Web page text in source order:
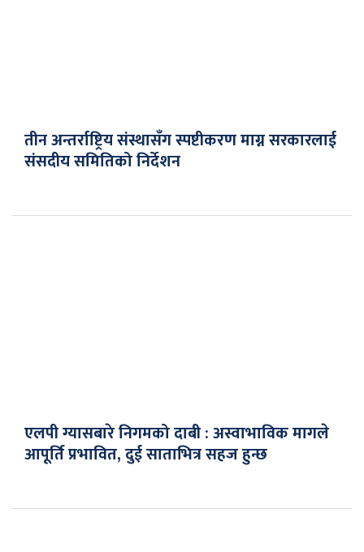
तीन अन्तर्राष्ट्रिय संस्थासँग स्पष्टीकरण माग्न सरकारलाई
संसदीय समितिको निर्देशन
एलपी ग्यासबारे निगमको दाबी : अस्वाभाविक मागले
आपूर्ति प्रभावित, दुई साताभित्र सहज हुन्छ